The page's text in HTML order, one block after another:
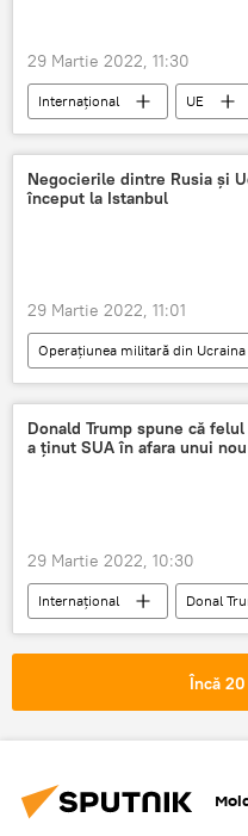
29 Martie 2022, 11:30
Internațional UE
Restricții
Rusia
gaz lichefiat
armament
Negocierile dintre Rusia și
început la Istanbul
29 Martie 2022, 11:01
Operațiunea militară din Ucraina
Turcia
Rusia
Donald Trump spune că
a ținut SUA în afara unui
29 Martie 2022, 10:30
Internațional Donal
Război
Joe Biden
Încă